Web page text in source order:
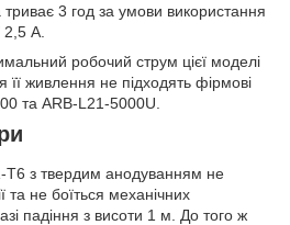
3 год за умови використання
А.
робочий струм цієї моделі
живлення не підходять фірмові
та ARB-L21-5000U.
T6 з твердим анодуванням не
та не боїться механічних
падіння з висоти 1 м. До того ж